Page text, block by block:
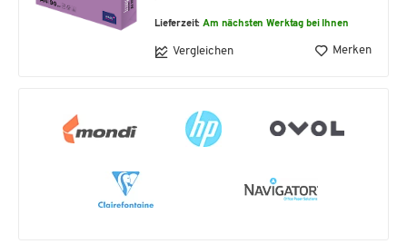
Lieferzeit:Am nächsten Werktag bei Ihnen
Vergleichen Merken